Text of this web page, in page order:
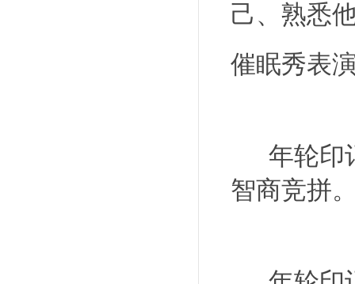
己、熟悉
催眠秀表
年轮印
智商竞拼